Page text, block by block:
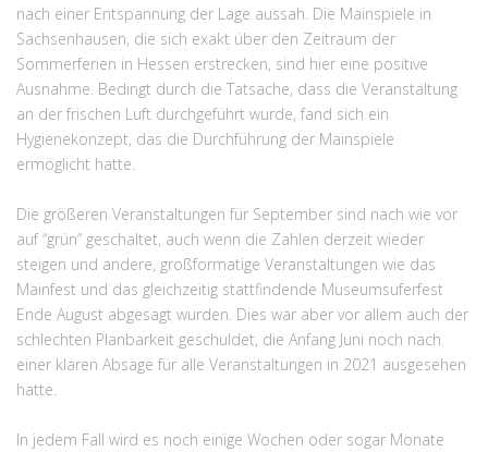
nach einer Entspannung der Lage aussah. Die Mainspiele in
Sachsenhausen, die sich exakt über den Zeitraum der
Sommerferien in Hessen erstrecken, sind hier eine positive
Ausnahme. Bedingt durch die Tatsache, dass die Veranstaltung
an der frischen Luft durchgeführt wurde, fand sich ein
Hygienekonzept, das die Durchführung der Mainspiele
ermöglicht hatte.
Die größeren Veranstaltungen für September sind nach wie vor
auf “grün” geschaltet, auch wenn die Zahlen derzeit wieder
steigen und andere, großformatige Veranstaltungen wie das
Mainfest und das gleichzeitig stattfindende Museumsuferfest
Ende August abgesagt wurden. Dies war aber vor allem auch der
schlechten Planbarkeit geschuldet, die Anfang Juni noch nach
einer klaren Absage für alle Veranstaltungen in 2021 ausgesehen
hatte.
In jedem Fall wird es noch einige Wochen oder sogar Monate